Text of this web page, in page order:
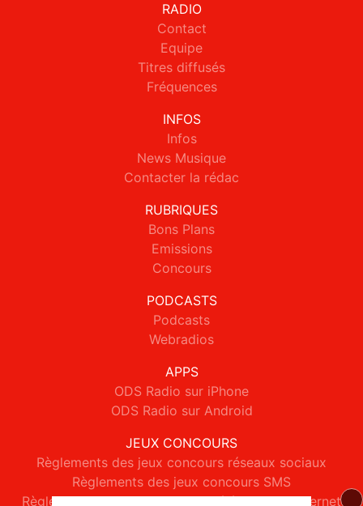
RADIO
Contact
Equipe
Titres diffusés
Fréquences
INFOS
Infos
News Musique
Contacter la rédac
RUBRIQUES
Bons Plans
Emissions
Concours
PODCASTS
Podcasts
Webradios
APPS
ODS Radio sur iPhone
ODS Radio sur Android
JEUX CONCOURS
Règlements des jeux concours réseaux sociaux
Règlements des jeux concours SMS
Règlements des jeux concours téléphone et internet